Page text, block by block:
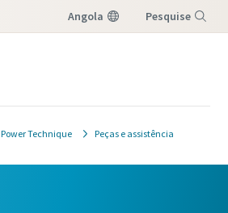
Angola Pesquise
Power Technique Peças e assistência